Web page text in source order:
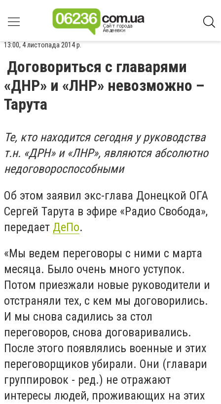
13:00, 4 листопада 2014 р.
Договориться с главарями
«ДНР» и «ЛНР» невозможно –
Тарута
Те, кто находится сегодня у руководства
т.н. «ДРН» и «ЛНР», являются абсолютно
недоговороспособными
Об этом заявил экс-глава Донецкой ОГА
Сергей Тарута в эфире «Радио Свобода»,
передает ДеПо.
«Мы ведем переговоры с ними с марта
месяца. Было очень много уступок.
Потом приезжали новые руководители и
отстраняли тех, с кем мы договорились.
И мы снова садились за стол
переговоров, снова договаривались.
После этого появлялись военные и этих
переговорщиков убирали. Они (главари
группировок - ред.) не отражают
интересы людей, проживающих на этих